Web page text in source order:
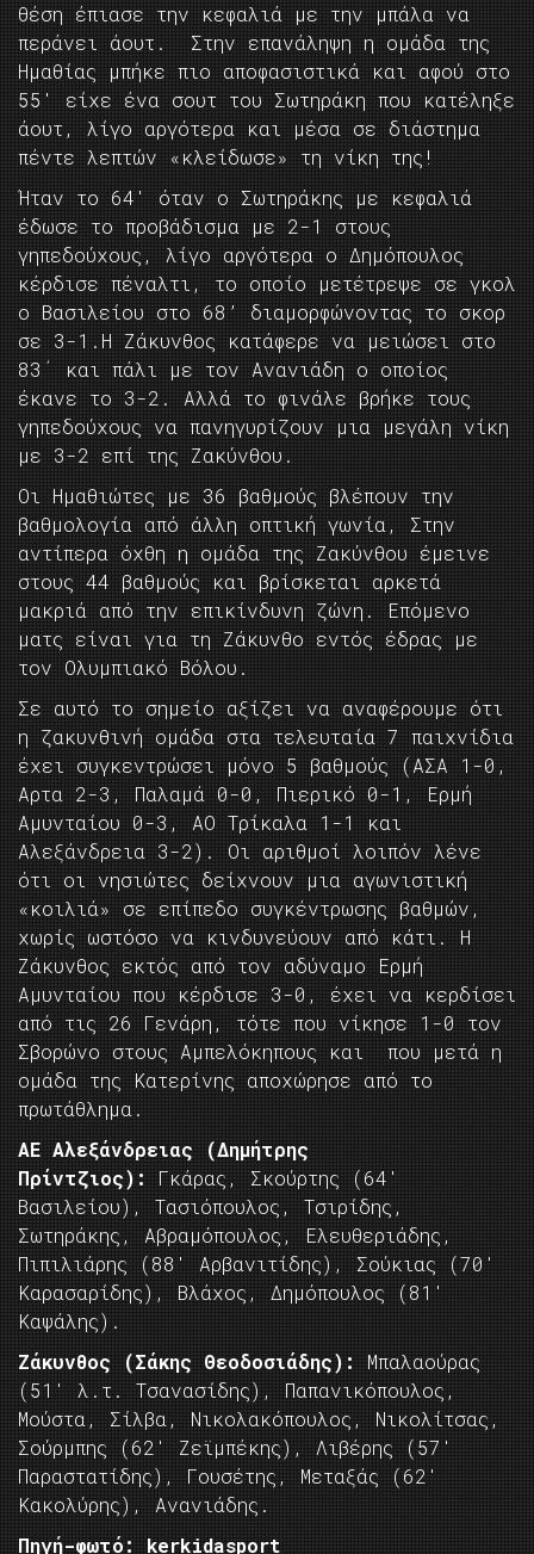
θέση έπιασε την κεφαλιά με την μπάλα να
περάνει άουτ. Στην επανάληψη η ομάδα της
Ημαθίας μπήκε πιο αποφασιστικά και αφού στο
55′ είχε ένα σουτ του Σωτηράκη που κατέληξε
άουτ, λίγο αργότερα και μέσα σε διάστημα
πέντε λεπτών «κλείδωσε» τη νίκη της!
Ήταν το 64′ όταν ο Σωτηράκης με κεφαλιά
έδωσε το προβάδισμα με 2-1 στους
γηπεδούχους, λίγο αργότερα ο Δημόπουλος
κέρδισε πέναλτι, το οποίο μετέτρεψε σε γκολ
ο Βασιλείου στο 68’ διαμορφώνοντας το σκορ
σε 3-1.Η Ζάκυνθος κατάφερε να μειώσει στο
83΄ και πάλι με τον Ανανιάδη ο οποίος
έκανε το 3-2. Αλλά το φινάλε βρήκε τους
γηπεδούχους να πανηγυρίζουν μια μεγάλη νίκη
με 3-2 επί της Ζακύνθου.
Οι Ημαθιώτες με 36 βαθμούς βλέπουν την
βαθμολογία από άλλη οπτική γωνία, Στην
αντίπερα όχθη η ομάδα της Ζακύνθου έμεινε
στους 44 βαθμούς και βρίσκεται αρκετά
μακριά από την επικίνδυνη ζώνη. Επόμενο
ματς είναι για τη Ζάκυνθο εντός έδρας με
τον Ολυμπιακό Βόλου.
Σε αυτό το σημείο αξίζει να αναφέρουμε ότι
η ζακυνθινή ομάδα στα τελευταία 7 παιχνίδια
έχει συγκεντρώσει μόνο 5 βαθμούς (ΑΣΑ 1-0,
Αρτα 2-3, Παλαμά 0-0, Πιερικό 0-1, Ερμή
Αμυνταίου 0-3, ΑΟ Τρίκαλα 1-1 και
Αλεξάνδρεια 3-2). Οι αριθμοί λοιπόν λένε
ότι οι νησιώτες δείχνουν μια αγωνιστική
«κοιλιά» σε επίπεδο συγκέντρωσης βαθμών,
χωρίς ωστόσο να κινδυνεύουν από κάτι. Η
Ζάκυνθος εκτός από τον αδύναμο Ερμή
Αμυνταίου που κέρδισε 3-0, έχει να κερδίσει
από τις 26 Γενάρη, τότε που νίκησε 1-0 τον
Σβορώνο στους Αμπελόκηπους και που μετά η
ομάδα της Κατερίνης αποχώρησε από το
πρωτάθλημα.
ΑΕ Αλεξάνδρειας (Δημήτρης
Πρίντζιος): Γκάρας, Σκούρτης (64′
Βασιλείου), Τασιόπουλος, Τσιρίδης,
Σωτηράκης, Αβραμόπουλος, Ελευθεριάδης,
Πιπιλιάρης (88′ Αρβανιτίδης), Σούκιας (70′
Καρασαρίδης), Βλάχος, Δημόπουλος (81′
Καψάλης).
Ζάκυνθος (Σάκης Θεοδοσιάδης):
Μπαλαούρας
(51′ λ.τ. Τσανασίδης), Παπανικόπουλος,
Μούστα, Σίλβα, Νικολακόπουλος, Νικολίτσας,
Σούρμπης (62′ Ζεϊμπέκης), Λιβέρης (57′
Παραστατίδης), Γουσέτης, Μεταξάς (62′
Κακολύρης), Ανανιάδης.
Πηγή-φωτό: kerkidasport